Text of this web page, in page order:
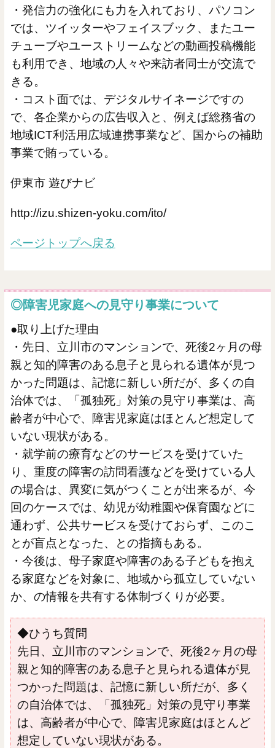
・発信力の強化にも力を入れており、パソコン
では、ツイッターやフェイスブック、またユー
チューブやユーストリームなどの動画投稿機能
も利用でき、地域の人々や来訪者同士が交流で
きる。
・コスト面では、デジタルサイネージですの
で、各企業からの広告収入と、例えば総務省の
地域ICT利活用広域連携事業など、国からの補助
事業で賄っている。
伊東市 遊びナビ
http://izu.shizen-yoku.com/ito/
ページトップへ戻る
◎障害児家庭への見守り事業について
●取り上げた理由
・先日、立川市のマンションで、死後2ヶ月の母
親と知的障害のある息子と見られる遺体が見つ
かった問題は、記憶に新しい所だが、多くの自
治体では、「孤独死」対策の見守り事業は、高
齢者が中心で、障害児家庭はほとんど想定して
いない現状がある。
・就学前の療育などのサービスを受けていた
り、重度の障害の訪問看護などを受けている人
の場合は、異変に気がつくことが出来るが、今
回のケースでは、幼児が幼稚園や保育園などに
通わず、公共サービスを受けておらず、このこ
とが盲点となった、との指摘もある。
・今後は、母子家庭や障害のある子どもを抱え
る家庭などを対象に、地域から孤立していない
か、の情報を共有する体制づくりが必要。
◆ひうち質問
先日、立川市のマンションで、死後2ヶ月の母
親と知的障害のある息子と見られる遺体が見
つかった問題は、記憶に新しい所だが、多く
の自治体では、「孤独死」対策の見守り事業
は、高齢者が中心で、障害児家庭はほとんど
想定していない現状がある。